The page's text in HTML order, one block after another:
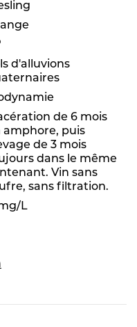
d'alluvions
de 6 mois
amphore, puis
de 3 mois
dans le même
Vin sans
sans filtration.
L